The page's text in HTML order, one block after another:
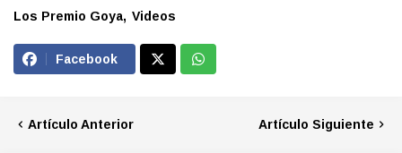
Los Premio Goya
Videos
Facebook
Artículo Anterior Artículo Siguiente